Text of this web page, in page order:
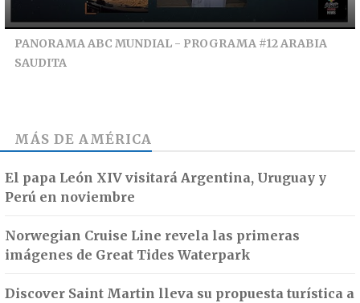
PANORAMA ABC MUNDIAL - PROGRAMA #12 ARABIA
SAUDITA
MÁS DE AMÉRICA
El papa León XIV visitará Argentina, Uruguay y
Perú en noviembre
Norwegian Cruise Line revela las primeras
imágenes de Great Tides Waterpark
Discover Saint Martin lleva su propuesta turística a